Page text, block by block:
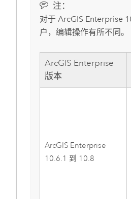
注：
对于 ArcGIS Enterprise
户，编辑操作有所不同。
ArcGIS Enterprise
版本
ArcGIS Enterprise
10.6.1 到 10.8